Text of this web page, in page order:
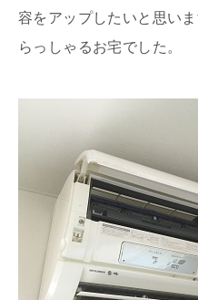
容をアップしたいと思い
らっしゃるお宅でした。